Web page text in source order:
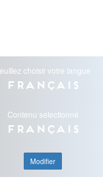
choisir votre langue
Français
Contenu selectionné
Français
Modifier